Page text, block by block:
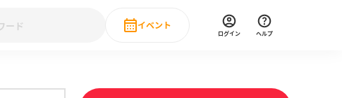
イベント
ログイン ヘルプ